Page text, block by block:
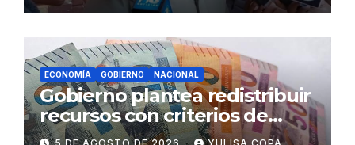
ECONOMÍA GOBIERNO NACIONAL
Gobierno plantea redistribuir
recursos con criterios de
eficiencia y esfuerzo fiscal